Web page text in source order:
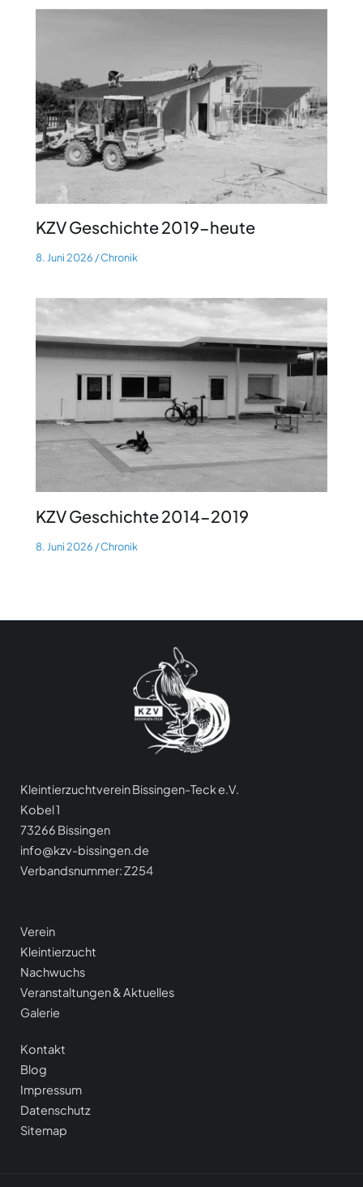
KZV Geschichte 2019-heute
8. Juni 2026 /Chronik
KZV Geschichte 2014-2019
8. Juni 2026 /Chronik
Kleintierzuchtverein Bissingen-Teck e.V.
Kobel 1
73266 Bissingen
info@kzv-bissingen.de
Verbandsnummer: Z254
Verein
Kleintierzucht
Nachwuchs
Veranstaltungen & Aktuelles
Galerie
Kontakt
Blog
Impressum
Datenschutz
Sitemap